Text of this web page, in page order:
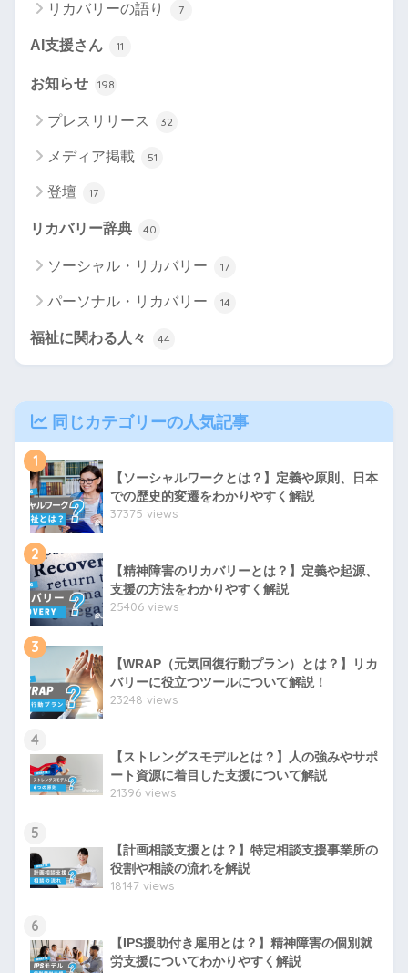
リカバリーの語り 7
AI支援さん 11
お知らせ 198
プレスリリース 32
メディア掲載 51
登壇 17
リカバリー辞典 40
ソーシャル・リカバリー 17
パーソナル・リカバリー 14
福祉に関わる人々 44
同じカテゴリーの人気記事
1
【ソーシャルワークとは？】定義や原則、日本
での歴史的変遷をわかりやすく解説
37375 views
2
【精神障害のリカバリーとは？】定義や起源、
支援の方法をわかりやすく解説
25406 views
3
【WRAP（元気回復行動プラン）とは？】リカ
バリーに役立つツールについて解説！
23248 views
4
【ストレングスモデルとは？】人の強みやサポ
ート資源に着目した支援について解説
21396 views
5
【計画相談支援とは？】特定相談支援事業所の
役割や相談の流れを解説
18147 views
6
【IPS援助付き雇用とは？】精神障害の個別就
労支援についてわかりやすく解説